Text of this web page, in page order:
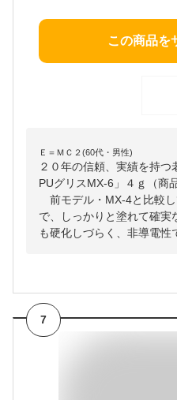
この商品を
Ｅ＝ＭＣ２(60代・男性)
２０年の信頼、実績を持
PUグリスMX-6」４ｇ（商
前モデル・MX-4と比較
で、しっかりと塗れて確実
も硬化しづらく、非導電性
7